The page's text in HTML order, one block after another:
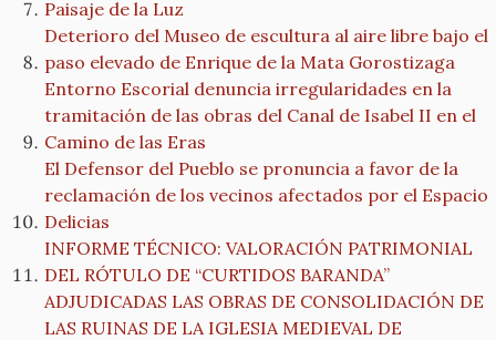
Paisaje de la Luz
Deterioro del Museo de escultura al aire libre bajo el
paso elevado de Enrique de la Mata Gorostizaga
Entorno Escorial denuncia irregularidades en la
tramitación de las obras del Canal de Isabel II en el
Camino de las Eras
El Defensor del Pueblo se pronuncia a favor de la
reclamación de los vecinos afectados por el Espacio
Delicias
INFORME TÉCNICO: VALORACIÓN PATRIMONIAL
DEL RÓTULO DE “CURTIDOS BARANDA”
ADJUDICADAS LAS OBRAS DE CONSOLIDACIÓN DE
LAS RUINAS DE LA IGLESIA MEDIEVAL DE